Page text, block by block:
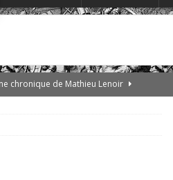
chronique de Mathieu Lenoir